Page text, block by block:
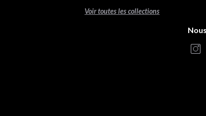
de confidentialité, en garantissant la conformité
Voir toutes les collections